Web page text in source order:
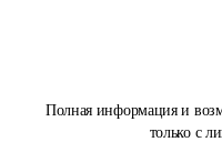
Полная информация и
только с